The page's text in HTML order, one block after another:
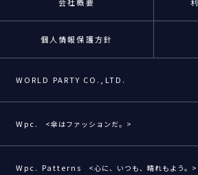
個人情報保護方針
WORLD PARTY CO.,LTD.
Wpc. <傘はファッションだ。>
Wpc. Patterns <心に、いつも、晴れもよう。>